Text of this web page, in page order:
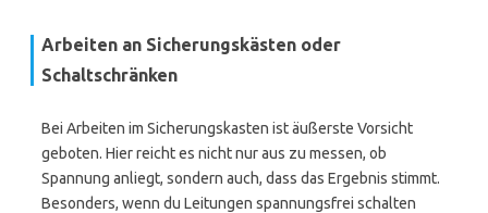
Arbeiten an Sicherungskästen oder
Schaltschränken
Bei Arbeiten im Sicherungskasten ist äußerste Vorsicht
geboten. Hier reicht es nicht nur aus zu messen, ob
Spannung anliegt, sondern auch, dass das Ergebnis stimmt.
Besonders, wenn du Leitungen spannungsfrei schalten